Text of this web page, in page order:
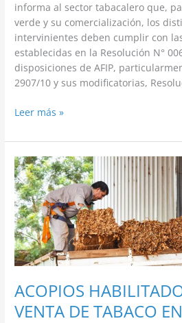
informa al sector tabacalero que,
verde y su comercialización, los
intervinientes deben cumplir con
establecidas en la Resolución N°
disposiciones de AFIP,
2907/10 y sus modificatorias,
Leer más »
ACOPIOS
VENTA DE TABACO
ACOPIOS
HABILITADOS
PARA
LA
VENTA
DE
TABACO
EN
TUCUMÁN